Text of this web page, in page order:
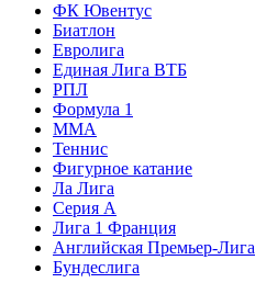
ФК Ювентус
Биатлон
Евролига
Единая Лига ВТБ
РПЛ
Формула 1
MMA
Теннис
Фигурное катание
Ла Лига
Серия А
Лига 1 Франция
Английская Премьер-Лига
Бундеслига